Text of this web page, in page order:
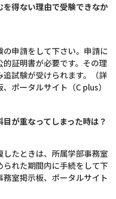
得ない理由で受験できなか
申請をして下さい。申請に
証明書が必要です。その理
試験が受けられます。（詳
ポータルサイト（C plus）
が重なってしまった時は？
たときは、所属学部事務室
れた期間内に手続をして下
室掲示板、ポータルサイト